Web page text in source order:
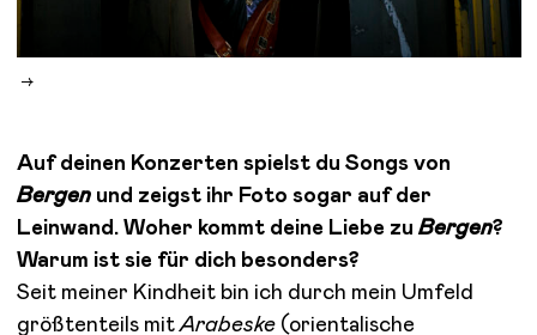
Auf deinen Konzerten spielst du Songs von
Bergenund zeigst ihr Foto sogar auf der
Leinwand. Woher kommt deine Liebe zuBergen?
Warum ist sie für dich besonders?
Seit meiner Kindheit bin ich durch mein Umfeld
größtenteils mitArabeske(orientalische